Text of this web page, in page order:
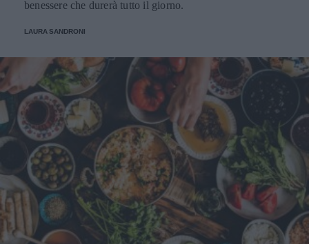
benessere che durerà tutto il giorno.
LAURA SANDRONI